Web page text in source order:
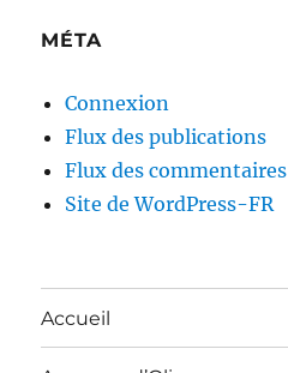
MÉTA
Connexion
Flux des publications
Flux des commentaires
Site de WordPress-FR
Accueil